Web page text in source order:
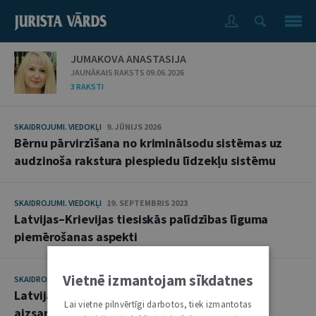
JUMAKOVA ANASTASIJA
JAUNĀKAIS RAKSTS 09.06.2026
3 RAKSTI
SKAIDROJUMI. VIEDOKĻI 9. JŪNIJS 2026
Bērnu pārvirzīšana no kriminālsodu sistēmas uz
audzinoša rakstura piespiedu līdzekļu sistēmu
SKAIDROJUMI. VIEDOKĻI 19. SEPTEMBRIS 2023
Latvijas–Krievijas tiesiskās palīdzības līguma
piemērošanas aspekti
SKAIDROJUMI. VIEDOKĻI 30. MAIJS 2023
Latvijas valstspiederīgo bērnu interešu
Vietnē izmantojam sīkdatnes
Lai vietne pilnvērtīgi darbotos, tiek izmantotas